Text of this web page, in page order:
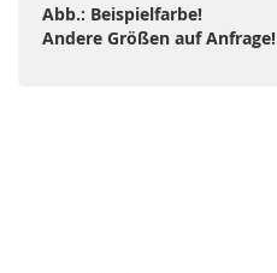
Abb.: Beispielfarbe!
Andere Größen auf Anfrage!